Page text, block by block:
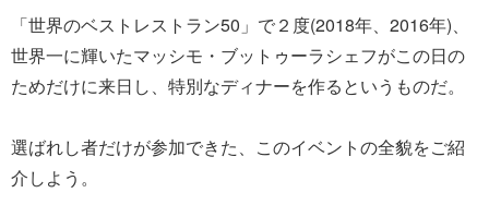
「世界のベストレストラン50」で２度(2018年、2016年)、
世界一に輝いたマッシモ・ブットゥーラシェフがこの日の
ためだけに来日し、特別なディナーを作るというものだ。
選ばれし者だけが参加できた、このイベントの全貌をご紹
介しよう。